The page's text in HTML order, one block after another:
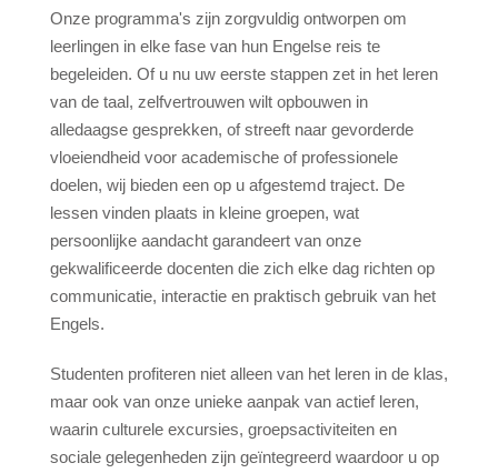
Engelse Cursus
Accommodatie
Comfortabele schoolappartementen
Gastgezin
Verblijf bij een leraar
Hilton 5*
Marriott 5*
Cavalieri 4*
Argento 4*
Valentina 3*
Onze programma's zijn zorgvuldig ontworpen om
leerlingen in elke fase van hun Engelse reis te
begeleiden. Of u nu uw eerste stappen zet in het leren
van de taal, zelfvertrouwen wilt opbouwen in
alledaagse gesprekken, of streeft naar gevorderde
vloeiendheid voor academische of professionele
doelen, wij bieden een op u afgestemd traject. De
lessen vinden plaats in kleine groepen, wat
persoonlijke aandacht garandeert van onze
gekwalificeerde docenten die zich elke dag richten op
communicatie, interactie en praktisch gebruik van het
Engels.
Studenten profiteren niet alleen van het leren in de klas,
maar ook van onze unieke aanpak van actief leren,
waarin culturele excursies, groepsactiviteiten en
sociale gelegenheden zijn geïntegreerd waardoor u op